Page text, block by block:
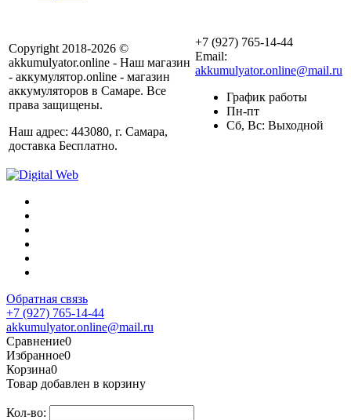
Copyright 2018-2026 ©
akkumulyator.online - Наш магазин
- аккумулятор.online - магазин
аккумуляторов в Самаре. Все
права защищены.
Наш адрес: 443080, г. Самара,
доставка Бесплатно.
+7 (927) 765-14-44
Email:
akkumulyator.online@mail.ru
График работы
Пн-пт
Сб, Вс: Выходной
Обратная связь
+7 (927) 765-14-44
akkumulyator.online@mail.ru
Сравнение0
Избранное0
Корзина0
Товар добавлен в корзину
Кол-во: